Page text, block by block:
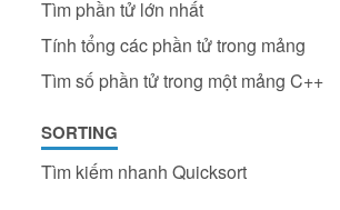
Tìm phần tử lớn nhất
Tính tổng các phần tử trong mảng
Tìm số phần tử trong một mảng C++
SORTING
Tìm kiếm nhanh Quicksort